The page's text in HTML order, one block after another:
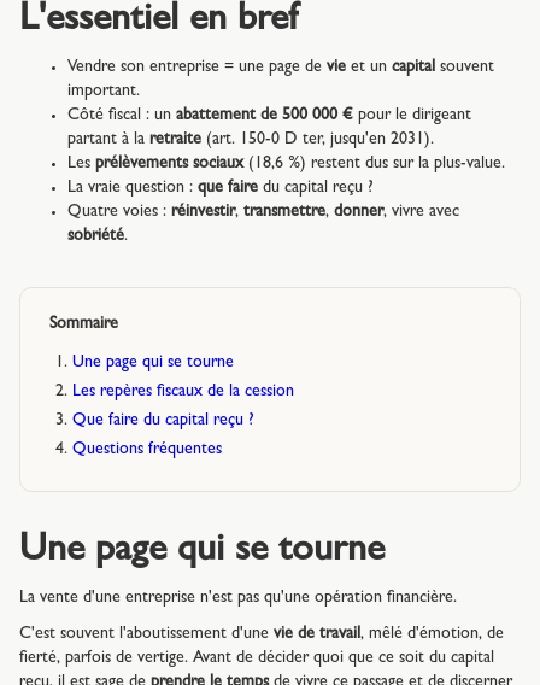
L'essentiel en bref
Vendre son entreprise = une page de vie et un capital souvent
important.
Côté fiscal : un abattement de 500 000 € pour le dirigeant
partant à la retraite (art. 150-0 D ter, jusqu'en 2031).
Les prélèvements sociaux(18,6 %) restent dus sur la plus-value.
La vraie question : que faire du capital reçu ?
Quatre voies : réinvestir, transmettre, donner, vivre avec
sobriété.
Sommaire
Une page qui se tourne
Les repères fiscaux de la cession
Que faire du capital reçu ?
Questions fréquentes
Une page qui se tourne
La vente d'une entreprise n'est pas qu'une opération financière.
C'est souvent l'aboutissement d'une vie de travail, mêlé d'émotion, de
fierté, parfois de vertige. Avant de décider quoi que ce soit du capital